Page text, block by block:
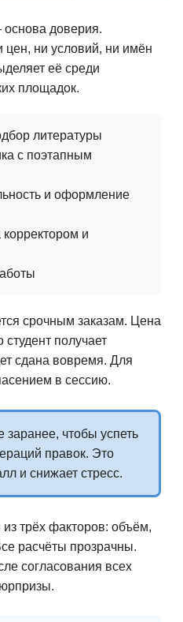
доверия.
цен, ни условий, ни имён
её среди
площадок.
литературы
с поэтапным
и оформление
и
срочным заказам. Цена
получает
сдана вовремя. Для
в сессию.
заранее, чтобы успеть
правок. Это
и снижает стресс.
трёх факторов: объём,
расчёты прозрачны.
согласования всех